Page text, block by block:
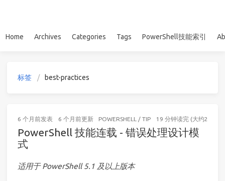
Home Archives Categories Tags PowerShell技能索引
标签 best-practices
6 个月前发表 6 个月前更新 POWERSHELL / TIP 19 分钟读完 (大约2905
PowerShell 技能连载 - 错误处理设计模
式
适用于 PowerShell 5.1 及以上版本